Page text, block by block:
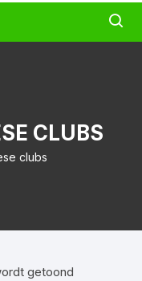
CLUBS
clubs
getoond